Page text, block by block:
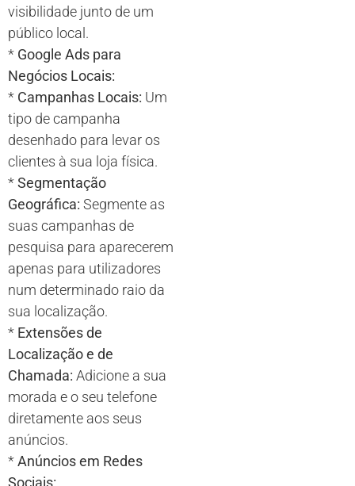
visibilidade junto de um
público local.
* Google Ads para
Negócios Locais:
* Campanhas Locais: Um
tipo de campanha
desenhado para levar os
clientes à sua loja física.
*Segmentação
Geográfica: Segmente as
suas campanhas de
pesquisa para aparecerem
apenas para utilizadores
num determinado raio da
sua localização.
* Extensões de
Localização e de
Chamada: Adicione a sua
morada e o seu telefone
diretamente aos seus
anúncios.
*Anúncios em Redes